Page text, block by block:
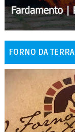
FORNO DA TERRA